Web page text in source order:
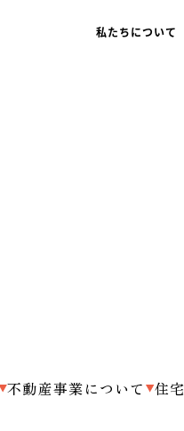
私たちについて
不動産事業について 住